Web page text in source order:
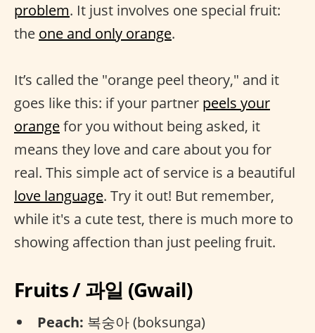
problem. It just involves one special fruit:
the one and only orange.
It’s called the "orange peel theory," and it
goes like this: if your partner peels your
orangefor you without being asked, it
means they love and care about you for
real. This simple act of service is a beautiful
love language. Try it out! But remember,
while it's a cute test, there is much more to
showing affection than just peeling fruit.
Fruits / 과일 (Gwail)
Peach: 복숭아 (boksunga)